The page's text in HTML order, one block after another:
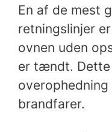
En af de mest
retningslinjer
ovnen uden
er tændt.
brandfarer.